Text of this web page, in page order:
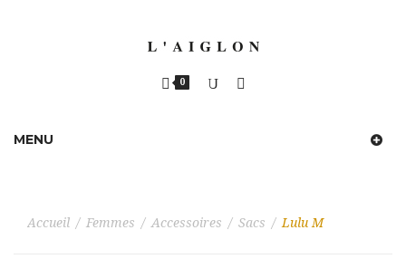
0
MENU
Accueil / Femmes / Accessoires / Sacs / Lulu M